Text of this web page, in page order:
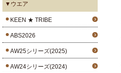
▼ウエア
KEEN ★ TRIBE
ABS2026
AW25シリーズ(2025)
AW24シリーズ(2024)